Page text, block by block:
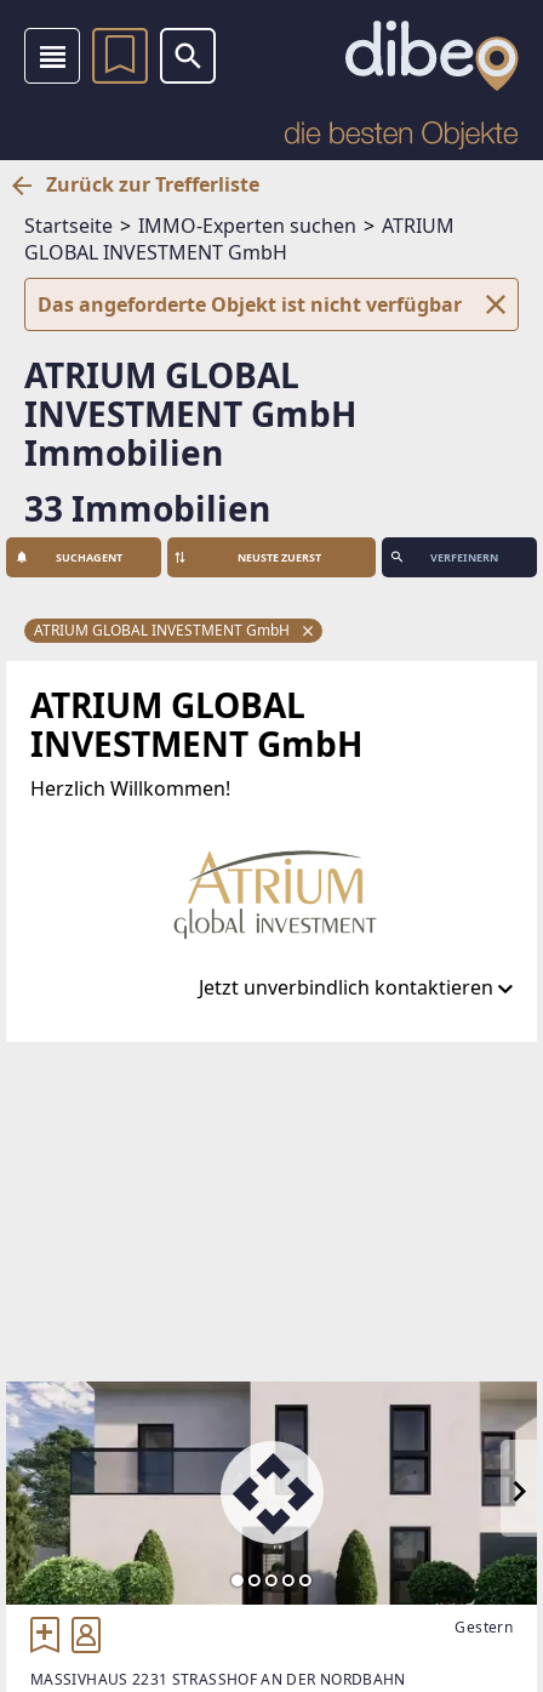
Zurück zur Trefferliste
Startseite
IMMO-Experten suchen
ATRIUM
GLOBAL INVESTMENT GmbH
Das angeforderte Objekt ist nicht verfügbar
ATRIUM GLOBAL
INVESTMENT GmbH
Immobilien
33 Immobilien
SUCHAGENT VERFEINERN
ATRIUM GLOBAL INVESTMENT GmbH
ATRIUM GLOBAL
INVESTMENT GmbH
Herzlich Willkommen!
Jetzt unverbindlich kontaktieren
Gestern
MASSIVHAUS 2231 STRASSHOF AN DER NORDBAHN